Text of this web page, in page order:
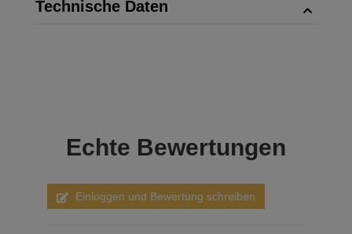
Technische Daten
Echte Bewertungen
Einloggen und Bewertung schreiben